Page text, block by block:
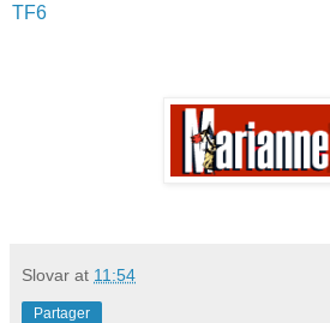
TF6
Slovar at 11:54
Partager